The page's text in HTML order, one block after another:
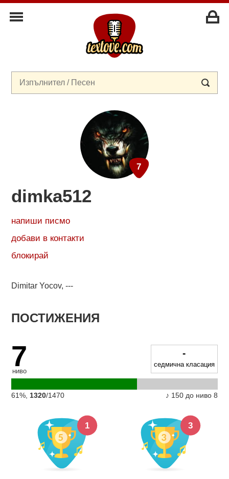
dimka512
напиши писмо
добави в контакти
блокирай
Dimitar Yocov, ---
ПОСТИЖЕНИЯ
7
ниво
-
седмична класация
61%, 1320/1470 ♪ 150 до ниво 8